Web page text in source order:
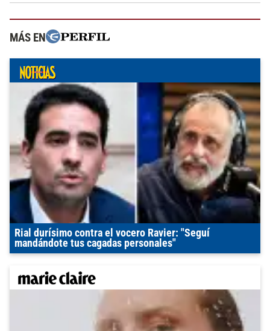
MÁS EN
Rial durísimo contra el vocero Ravier: "Seguí
mandándote tus cagadas personales"